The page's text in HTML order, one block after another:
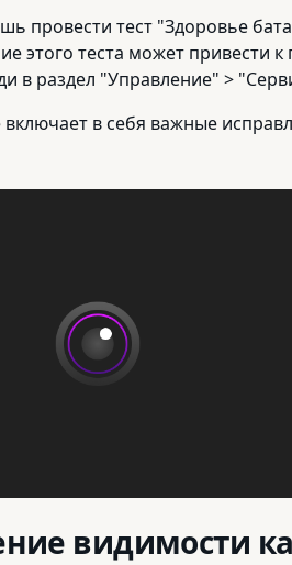
провести тест "Здоровье
этого теста может привести
в раздел "Управление" >
в себя важные
видимости